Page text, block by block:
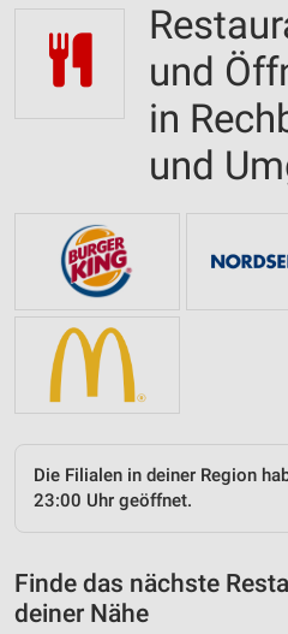
und
in
und
Die Filialen in deiner Region
23:00 Uhr geöffnet.
Finde das nächste
deiner Nähe